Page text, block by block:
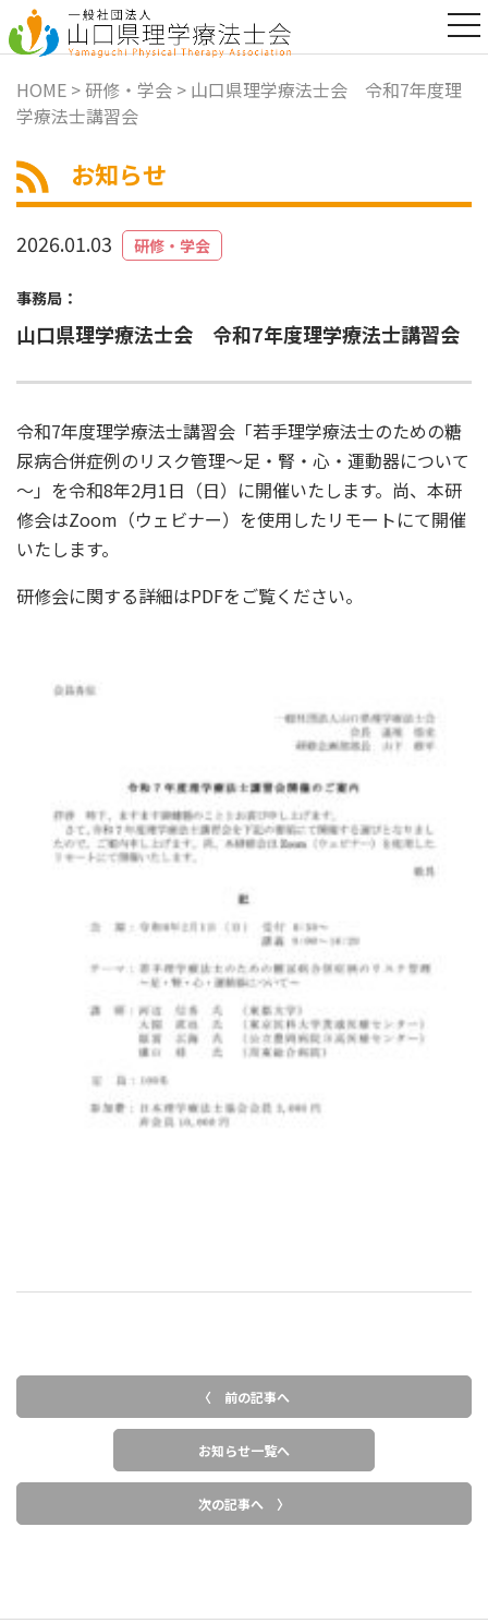
HOME > 研修・学会 > 山口県理学療法士会 令和7年度理
学療法士講習会
お知らせ
2026.01.03 研修・学会
事務局：
山口県理学療法士会 令和7年度理学療法士講習会
令和7年度理学療法士講習会「若手理学療法士のための糖
尿病合併症例のリスク管理～足・腎・心・運動器について
～」を令和8年2月1日（日）に開催いたします。尚、本研
修会はZoom（ウェビナー）を使用したリモートにて開催
いたします。
研修会に関する詳細はPDFをご覧ください。
〈 前の記事へ
お知らせ一覧へ
次の記事へ 〉
t
o
g
i